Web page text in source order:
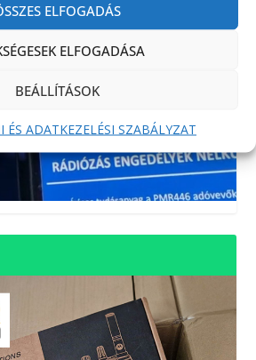
ELFOGADÁS
ELFOGADÁSA
BEÁLLÍTÁSOK
ÉS ADATKEZELÉSI SZABÁLYZAT